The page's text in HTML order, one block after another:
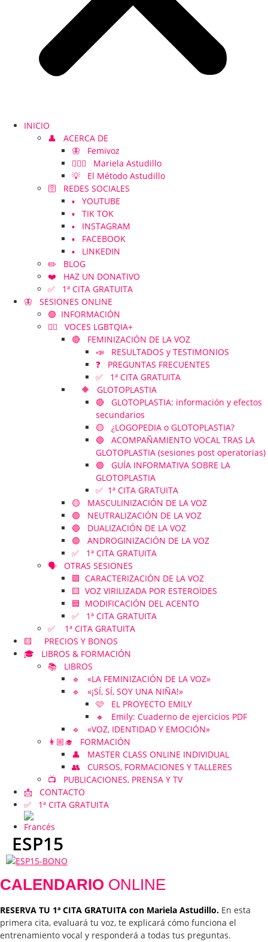
INICIO
👤 ACERCA DE
🦋 Femivoz
👱🏻‍♀️ Mariela Astudillo
💡 El Método Astudillo
🛜 REDES SOCIALES
▪️ YOUTUBE
▪️ TIK TOK
▪️ INSTAGRAM
▪️ FACEBOOK
▪️ LINKEDIN
✏️ BLOG
❤️ HAZ UN DONATIVO
✅ 1ª CITA GRATUITA
🦋 SESIONES ONLINE
🟢 INFORMACIÓN
🏳️‍🌈 VOCES LGBTQIA+
🔴 FEMINIZACIÓN DE LA VOZ
📣 RESULTADOS y TESTIMONIOS
❓ PREGUNTAS FRECUENTES
✅ 1ª CITA GRATUITA
🔶 GLOTOPLASTIA
🔴 GLOTOPLASTIA: información y efectos
secundarios
🟡 ¿LOGOPEDIA o GLOTOPLASTIA?
🔵 ACOMPAÑAMIENTO VOCAL TRAS LA
GLOTOPLASTIA (sesiones post operatorias)
🟣 GUÍA INFORMATIVA SOBRE LA
GLOTOPLASTIA
✅ 1ª CITA GRATUITA
🟡 MASCULINIZACIÓN DE LA VOZ
🟢 NEUTRALIZACIÓN DE LA VOZ
🔵 DUALIZACIÓN DE LA VOZ
🟣 ANDROGINIZACIÓN DE LA VOZ
✅ 1ª CITA GRATUITA
🗣️ OTRAS SESIONES
🟪 CARACTERIZACIÓN DE LA VOZ
🟨 VOZ VIRILIZADA POR ESTEROÏDES
🟦 MODIFICACIÓN DEL ACENTO
✅ 1ª CITA GRATUITA
✅ 1ª CITA GRATUITA
🟨 PRECIOS Y BONOS
🎓 LIBROS & FORMACIÓN
📚 LIBROS
🔹 «LA FEMINIZACIÓN DE LA VOZ»
🔹 «¡SÍ, SÍ, SOY UNA NIÑA!»
🩷 EL PROYECTO EMILY
🔸 Emily: Cuaderno de ejercicios PDF
🔹 «VOZ, IDENTIDAD Y EMOCIÓN»
👩🏼‍🎓 FORMACIÓN
👤 MASTER CLASS ONLINE INDIVIDUAL
👥 CURSOS, FORMACIONES Y TALLERES
📺 PUBLICACIONES, PRENSA Y TV
📩 CONTACTO
✅ 1ª CITA GRATUITA
ESP15
CALENDARIO ONLINE
RESERVA TU 1ª CITA GRATUITA con Mariela Astudillo. En esta
primera cita, evaluará tu voz, te explicará cómo funciona el
entrenamiento vocal y responderá a todas tus preguntas.